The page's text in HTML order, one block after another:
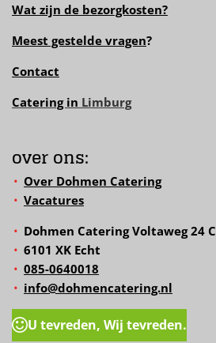
Wat zijn de bezorgkosten?
Meest gestelde vragen?
Contact
Catering in Limburg
over ons:
Over Dohmen Catering
Vacatures
Dohmen Catering Voltaweg 24 C
6101 XK Echt
085-0640018
info@dohmencatering.nl
U tevreden, Wij tevreden.